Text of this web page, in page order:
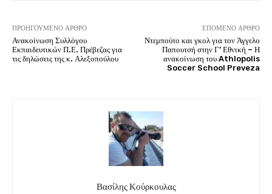
ΠΡΟΗΓΟΎΜΕΝΟ ΆΡΘΡΟ
Ανακοίνωση Συλλόγου
Εκπαιδευτικών Π.Ε. Πρέβεζας για
τις δηλώσεις της κ. Αλεξοπούλου
ΕΠΌΜΕΝΟ ΆΡΘΡΟ
Ντεμπούτο και γκολ για τον Άγγελο
Παπουτσή στην Γ’ Εθνική – Η
ανακοίνωση του Athlopolis
Soccer School Preveza
Βασίλης Κούρκουλας